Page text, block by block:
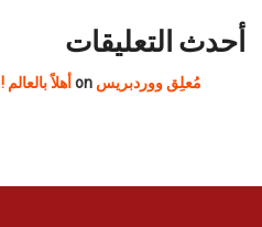
أحدث التعليقات
مُعلِق ووردبريس أهلاً بالعالم !